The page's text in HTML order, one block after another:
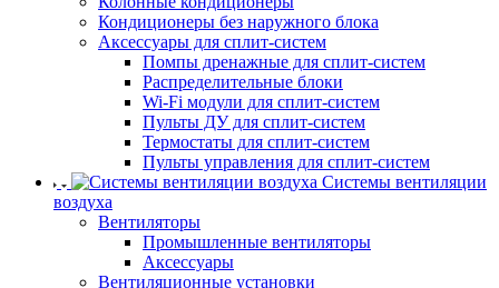
Кондиционеры без наружного блока
Аксессуары для сплит-систем
Помпы дренажные для сплит-систем
Распределительные блоки
Wi-Fi модули для сплит-систем
Пульты ДУ для сплит-систем
Термостаты для сплит-систем
Пульты управления для сплит-систем
Системы вентиляции
воздуха
Вентиляторы
Промышленные вентиляторы
Аксессуары
Вентиляционные установки